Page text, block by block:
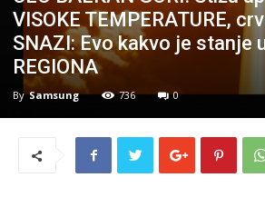
VISOKE TEMPERATURE,
SNAZI: Evo kakvo je stanje
REGIONA
By Samsung 736 0